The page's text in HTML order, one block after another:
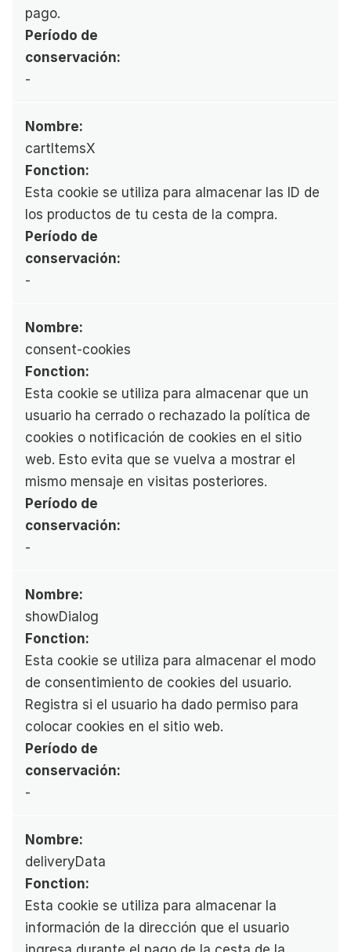
pago.
Período de
conservación:
-
Nombre:
cartItemsX
Fonction:
Esta cookie se utiliza para almacenar las ID de
los productos de tu cesta de la compra.
Período de
conservación:
-
Nombre:
consent-cookies
Fonction:
Esta cookie se utiliza para almacenar que un
usuario ha cerrado o rechazado la política de
cookies o notificación de cookies en el sitio
web. Esto evita que se vuelva a mostrar el
mismo mensaje en visitas posteriores.
Período de
conservación:
-
Nombre:
showDialog
Fonction:
Esta cookie se utiliza para almacenar el modo
de consentimiento de cookies del usuario.
Registra si el usuario ha dado permiso para
colocar cookies en el sitio web.
Período de
conservación:
-
Nombre:
deliveryData
Fonction:
Esta cookie se utiliza para almacenar la
información de la dirección que el usuario